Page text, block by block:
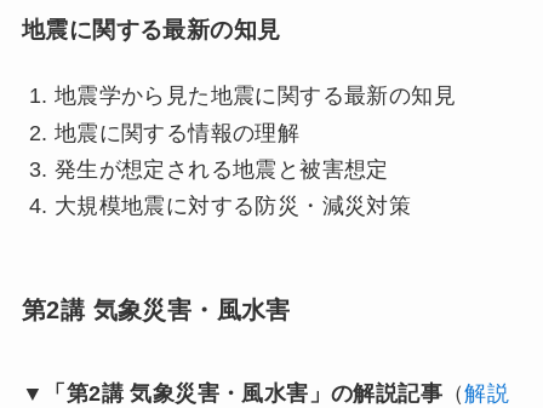
地震に関する最新の知見
地震学から見た地震に関する最新の知見
地震に関する情報の理解
発生が想定される地震と被害想定
大規模地震に対する防災・減災対策
第2講 気象災害・風水害
▼「第2講 気象災害・風水害」の解説記事（解説